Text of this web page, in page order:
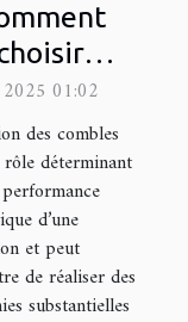
idéal
votre
?
01:02
des combles
déterminant
d’une
et peut
de réaliser des
substantielles